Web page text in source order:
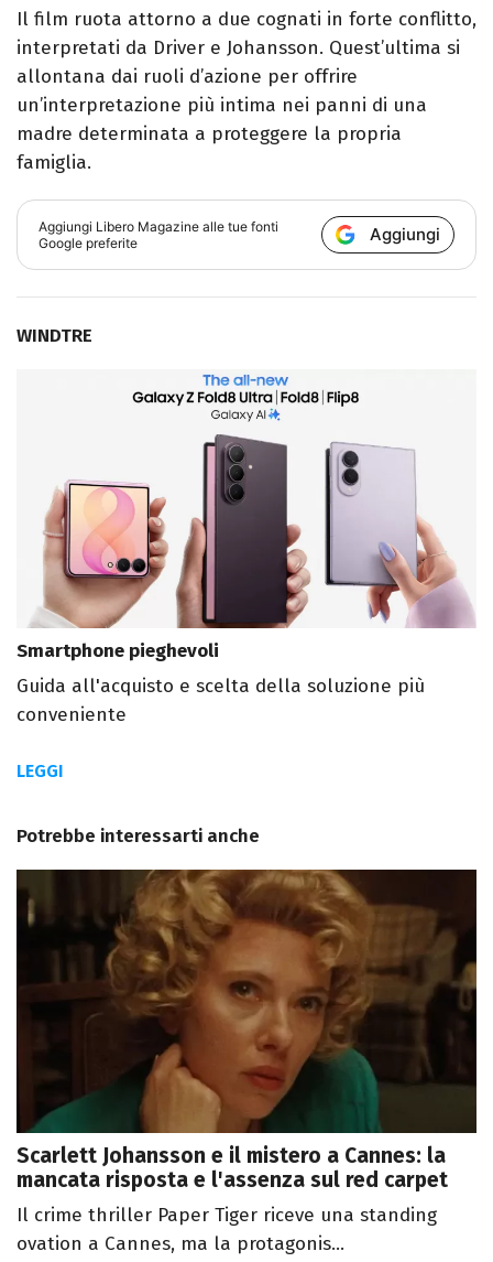
Il film ruota attorno a due cognati in forte conflitto,
interpretati da Driver e Johansson. Quest’ultima si
allontana dai ruoli d’azione per offrire
un’interpretazione più intima nei panni di una
madre determinata a proteggere la propria
famiglia.
Aggiungi Libero Magazine alle tue fonti
Google preferite
Aggiungi
WINDTRE
Smartphone pieghevoli
Guida all'acquisto e scelta della soluzione più
conveniente
LEGGI
Potrebbe interessarti anche
Scarlett Johansson e il mistero a Cannes: la
mancata risposta e l'assenza sul red carpet
Il crime thriller Paper Tiger riceve una standing
ovation a Cannes, ma la protagonis...